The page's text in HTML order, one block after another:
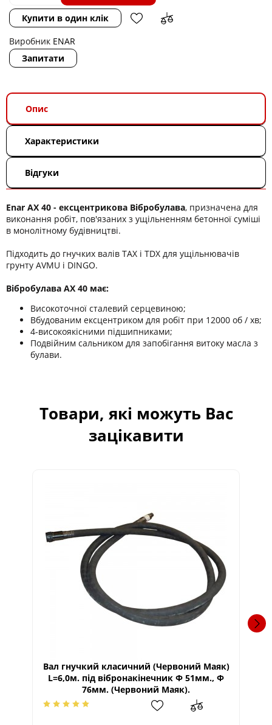
Купити в один клік
Виробник ENAR
Запитати
Опис
Характеристики
Відгуки
Enar AX 40 - ексцентрикова Вібробулава, призначена для
виконання робіт, пов'язаних з ущільненням бетонної суміші
в монолітному будівництві.
Підходить до гнучких валів TAX і TDX для ущільнювачів
грунту AVMU і DINGO.
Вібробулава AX 40 має:
Високоточної сталевий серцевиною;
Вбудованим ексцентриком для робіт при 12000 об / хв;
4-високоякісними підшипниками;
Подвійним сальником для запобігання витоку масла з
булави.
Товари, які можуть Вас
зацікавити
Вал гнучкий класичний (Червоний Маяк)
L=6,0м. під вібронакінечник Ф 51мм., Ф
76мм. (Червоний Маяк).